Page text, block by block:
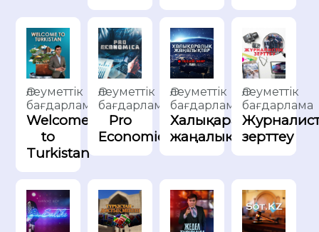
Әлеуметтік
бағдарлама
Welcome
to
Turkistan
Әлеуметтік
бағдарлама
Pro
Economica
Әлеуметтік
бағдарлама
Халықаралық
жаңалықтар
Әлеуметтік
бағдарлама
зерттеу